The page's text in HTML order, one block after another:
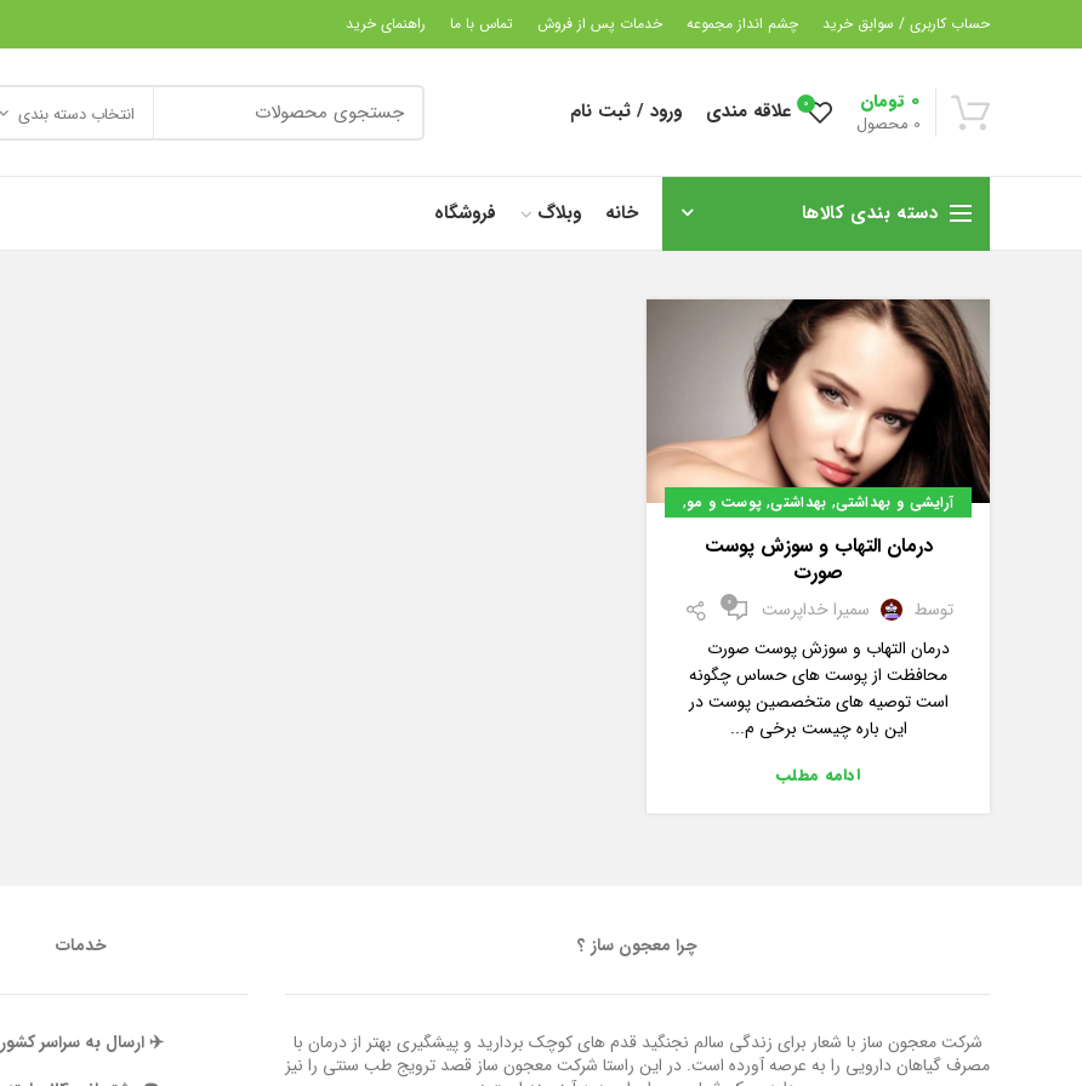
حساب کاربری / سوابق خرید چشم انداز مجموعه خدمات پس از فروش تماس با ما راهنمای خرید
0 محصول
0 تومان 0 علاقه مندی ورود / ثبت نام انتخاب دسته بندی
دسته بندی کالاها خانه وبلاگ فروشگاه
آرایشی و بهداشتی, بهداشتی, پوست و مو,
سلامت گیاهان دارویی
درمان التهاب و سوزش پوست
صورت
توسط سمیرا خداپرست 0
درمان التهاب و سوزش پوست صورت
محافظت از پوست های حساس چگونه
است توصیه های متخصصین پوست در
این باره چیست برخی م...
ادامه مطلب
چرا معجون ساز ؟
شرکت معجون ساز با شعار برای زندگی سالم نجنگید قدم های کوچک بردارید و پیشگیری بهتر از درمان با
مصرف گیاهان دارویی را به عرصه آورده است. در این راستا شرکت معجون ساز قصد ترویج طب سنتی را نیز
خدمات
✈️ ارسال به سراسر کشور